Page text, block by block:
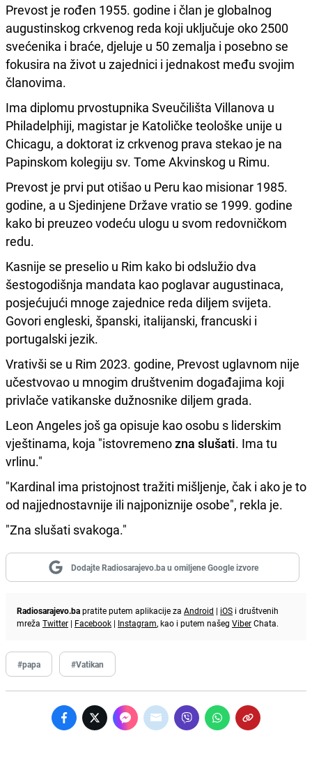
Prevost je rođen 1955. godine i član je globalnog
augustinskog crkvenog reda koji uključuje oko 2500
svećenika i braće, djeluje u 50 zemalja i posebno se
fokusira na život u zajednici i jednakost među svojim
članovima.
Ima diplomu prvostupnika Sveučilišta Villanova u
Philadelphiji, magistar je Katoličke teološke unije u
Chicagu, a doktorat iz crkvenog prava stekao je na
Papinskom kolegiju sv. Tome Akvinskog u Rimu.
Prevost je prvi put otišao u Peru kao misionar 1985.
godine, a u Sjedinjene Države vratio se 1999. godine
kako bi preuzeo vodeću ulogu u svom redovničkom
redu.
Kasnije se preselio u Rim kako bi odslužio dva
šestogodišnja mandata kao poglavar augustinaca,
posjećujući mnoge zajednice reda diljem svijeta.
Govori engleski, španski, italijanski, francuski i
portugalski jezik.
Vrativši se u Rim 2023. godine, Prevost uglavnom nije
učestvovao u mnogim društvenim događajima koji
privlače vatikanske dužnosnike diljem grada.
Leon Angeles još ga opisuje kao osobu s liderskim
vještinama, koja "istovremenozna slušati. Ima tu
vrlinu."
"Kardinal ima pristojnost tražiti mišljenje, čak i ako je to
od najjednostavnije ili najponiznije osobe", rekla je.
"Zna slušati svakoga."
Dodajte Radiosarajevo.ba u omiljene Google izvore
Radiosarajevo.bapratite putem aplikacije za Android | iOS i društvenih
mreža Twitter | Facebook | Instagram, kao i putem našeg ViberChata.
#papa #Vatikan